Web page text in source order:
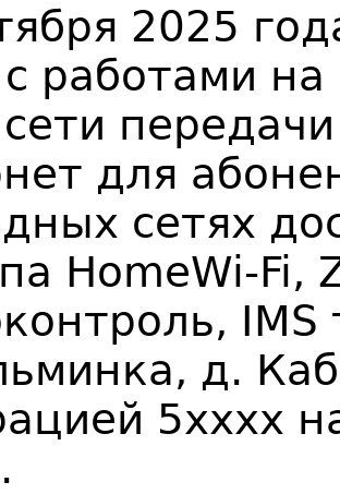
2025
с работами
сети
для
сетях
HomeWi-Fi,
д.
5хххх